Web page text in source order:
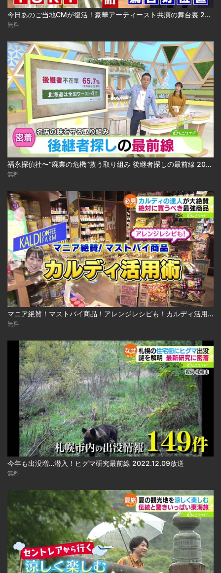
今日あのご当地CMが復活！豪華アーティースト共演の舞台裏 2024.03.18放送
無料
福永探偵社〜“廃業の危機”救う取り組み 後継者探しの最前線 2025-04-15
無料
マニア絶賛！マストバイ商品！アレンジレシピも！カルディ活用術 2023.03.13放送
無料
今年も出没増…潜入！ヒグマ研究最前線 2022.12.09放送
無料